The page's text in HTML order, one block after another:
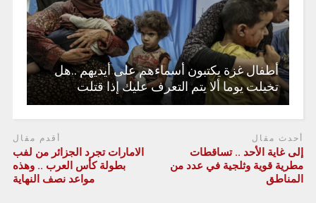
أطفال غزة يكتبون أسماءهم على أيديهم ..هل
تخيلت يوما ألا يتم التعرف عليك إذا قتلت
أحدث مقال
إلى غاية الأحد .. تساقطات
مطرية قوية وثلجية في عدد من
المناطق
أقدم مقال
الامارات تجرد الجزائر من لفب
بطولة كأس العرب .. وهذه
مواعد نصف النهاية